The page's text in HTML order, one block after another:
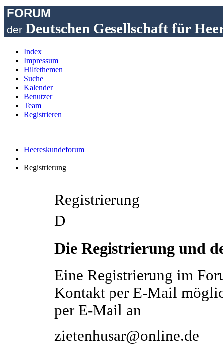
FORUM
der Deutschen Gesellschaft für
Index
Impressum
Hilfethemen
Suche
Kalender
Benutzer
Team
Registrieren
Heereskundeforum
Registrierung
Registrierung
D
Die Registrierung und
Eine Registrierung im
Kontakt per E-Mail
per E-Mail an
zietenhusar@online.de